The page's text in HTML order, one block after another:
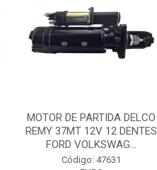
MOTOR DE PARTIDA DELCO
REMY 37MT 12V 12 DENTES
FORD VOLKSWAG...
Código: 47631